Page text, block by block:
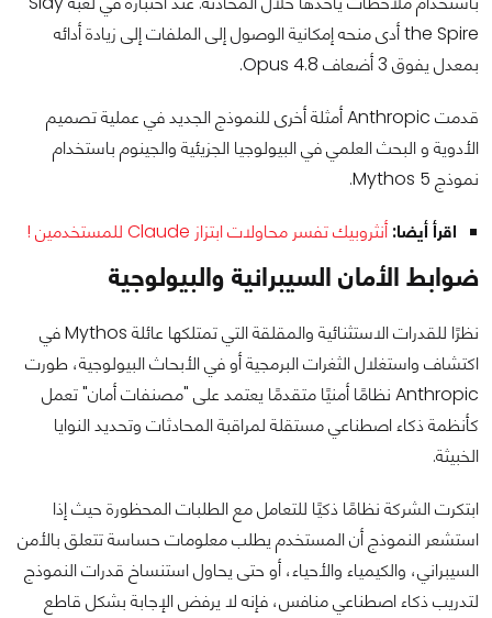
the Spire أدى منحه إمكانية الوصول إلى الملفات إلى زيادة أدائه
بمعدل يفوق 3 أضعاف Opus 4.8.
قدمت Anthropic أمثلة أخرى للنموذج الجديد في عملية تصميم
الأدوية و البحث العلمي في البيولوجيا الجزيئية والجينوم باستخدام
نموذج Mythos 5.
اقرأ أيضا: أنثروبيك تفسر محاولات ابتزاز Claude للمستخدمين !
ضوابط الأمان السيبرانية والبيولوجية
نظرًا للقدرات الاستثنائية والمقلقة التي تمتلكها عائلة Mythos في
اكتشاف واستغلال الثغرات البرمجية أو في الأبحاث البيولوجية، طورت
Anthropic نظامًا أمنيًا متقدمًا يعتمد على "مصنفات أمان" تعمل
كأنظمة ذكاء اصطناعي مستقلة لمراقبة المحادثات وتحديد النوايا
الخبيثة.
ابتكرت الشركة نظامًا ذكيًا للتعامل مع الطلبات المحظورة حيث إذا
استشعر النموذج أن المستخدم يطلب معلومات حساسة تتعلق بالأمن
السيبراني، والكيمياء والأحياء، أو حتى يحاول استنساخ قدرات النموذج
لتدريب ذكاء اصطناعي منافس، فإنه لا يرفض الإجابة بشكل قاطع